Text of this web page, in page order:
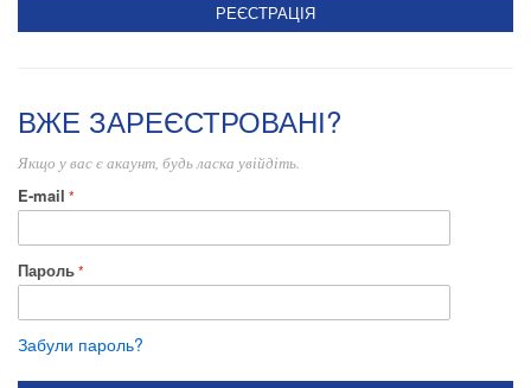
РЕЄСТРАЦІЯ
ВЖЕ ЗАРЕЄСТРОВАНІ?
Якщо у вас є акаунт, будь ласка увійдіть.
E-mail
Пароль
Забули пароль?